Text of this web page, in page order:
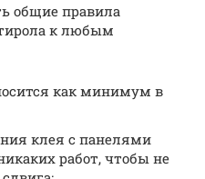
общие правила
к любым
как минимум в
клея с панелями
работ, чтобы не